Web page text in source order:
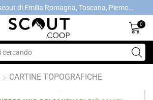
A servizio degli scout di Emilia Romagna, Toscana, Piemonte, Valle d'Aosta- Gratis la spedizione con ordini > €40
0
CARTINE TOPOGRAFICHE